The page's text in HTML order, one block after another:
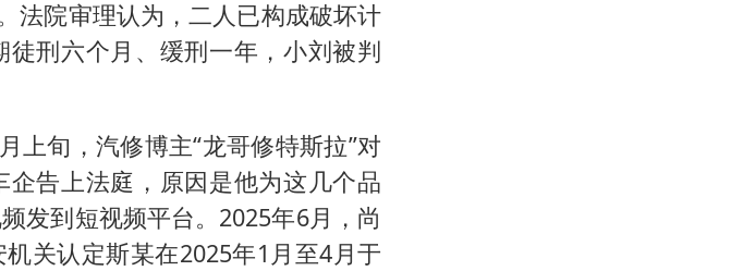
法院审理认为，二人已构成破坏计
刑六个月、缓刑一年，小刘被判
上旬，汽修博主“龙哥修特斯拉”对
告上法庭，原因是他为这几个品
发到短视频平台。2025年6月，尚
关认定斯某在2025年1月至4月于